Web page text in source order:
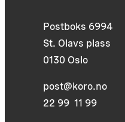
Postboks 6994
St. Olavs plass
0130 Oslo
post@koro.no
22 99 11 99